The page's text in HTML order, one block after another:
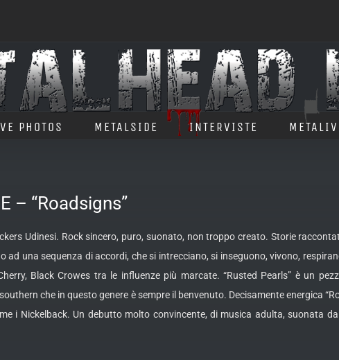
PHOTOS METALSIDE INTERVISTE
– “Roadsigns”
Udinesi. Rock sincero, puro, suonato, non troppo creato. Storie
ad una sequenza di accordi, che si intrecciano, si inseguono, vivono,
Black Crowes tra le influenze più marcate. “Rusted Pearls” è un
che in questo genere è sempre il benvenuto. Decisamente energica
i Nickelback. Un debutto molto convincente, di musica adulta, suonata